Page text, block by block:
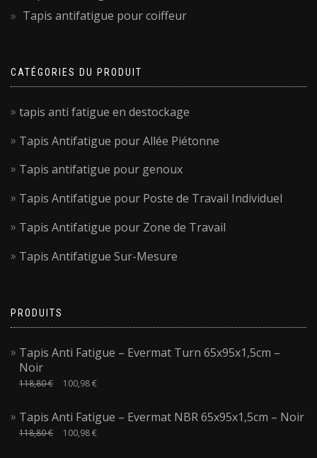
Tapis antifatigue pour coiffeur
CATÉGORIES DU PRODUIT
tapis anti fatigue en destockage
Tapis Antifatigue pour Allée Piétonne
Tapis antifatigue pour genoux
Tapis Antifatigue pour Poste de Travail Individuel
Tapis Antifatigue pour Zone de Travail
Tapis Antifatigue Sur-Mesure
PRODUITS
Tapis Anti Fatigue – Evermat Turn 65x95x1,5cm –
Noir
118,80€ 100,98€
Tapis Anti Fatigue – Evermat NBR 65x95x1,5cm – Noir
118,80€ 100,98€